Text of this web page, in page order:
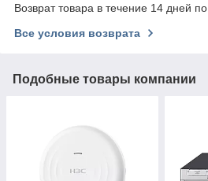
Возврат товара в течение 14 дней
Все условия возврата
Подобные товары компании